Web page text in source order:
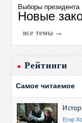
Выборы
Новые
все темы →
Рейтинги
Самое читаемое
Егор